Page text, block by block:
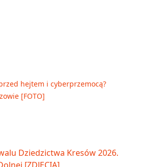
hejtem i cyberprzemocą?
[FOTO]